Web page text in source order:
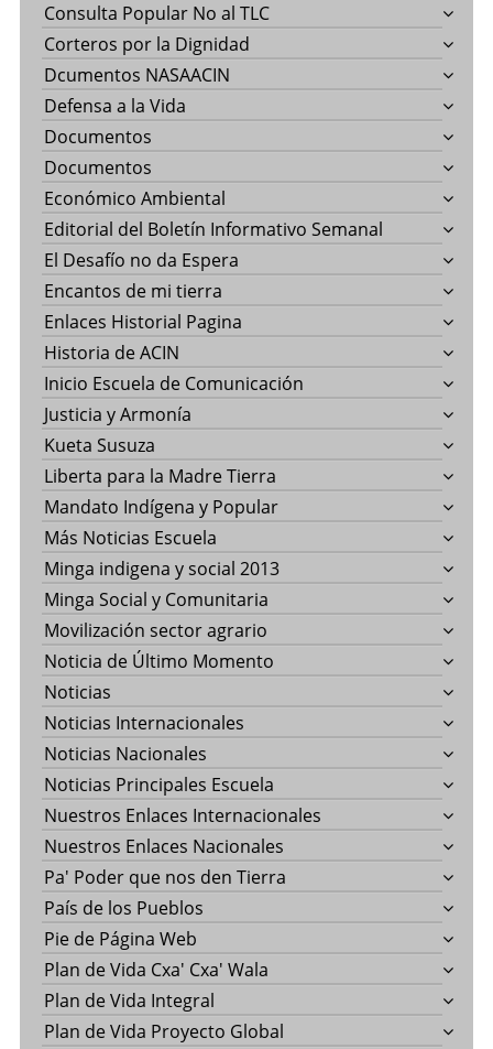
Consulta Popular No al TLC
Corteros por la Dignidad
Dcumentos NASAACIN
Defensa a la Vida
Documentos
Documentos
Económico Ambiental
Editorial del Boletín Informativo Semanal
El Desafío no da Espera
Encantos de mi tierra
Enlaces Historial Pagina
Historia de ACIN
Inicio Escuela de Comunicación
Justicia y Armonía
Kueta Susuza
Liberta para la Madre Tierra
Mandato Indígena y Popular
Más Noticias Escuela
Minga indigena y social 2013
Minga Social y Comunitaria
Movilización sector agrario
Noticia de Último Momento
Noticias
Noticias Internacionales
Noticias Nacionales
Noticias Principales Escuela
Nuestros Enlaces Internacionales
Nuestros Enlaces Nacionales
Pa' Poder que nos den Tierra
País de los Pueblos
Pie de Página Web
Plan de Vida Cxa' Cxa' Wala
Plan de Vida Integral
Plan de Vida Proyecto Global